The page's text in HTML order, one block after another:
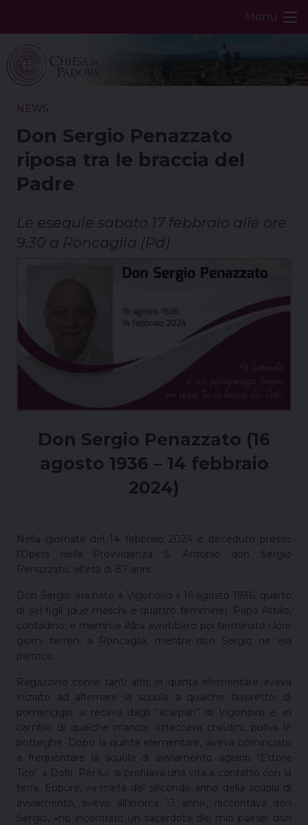
Menu
NEWS
Don Sergio Penazzato
riposa tra le braccia del
Padre
Le esequie sabato 17 febbraio alle ore
9.30 a Roncaglia (Pd)
Don Sergio Penazzato (16
agosto 1936 – 14 febbraio
2024)
Nella giornata del 14 febbraio 2024 è deceduto presso
l’Opera della Provvidenza S. Antonio don Sergio
Penazzato, all’età di 87 anni.
Don Sergio era nato a Vigonovo il 16 agosto 1936, quarto
di sei figli (due maschi e quattro femmine). Papà Attilio,
contadino, e mamma Alba avrebbero poi terminato i loro
giorni terreni a Roncaglia, mentre don Sergio ne era
parroco.
Ragazzino come tanti altri, in quinta elementare aveva
iniziato ad alternare la scuola a qualche lavoretto: di
pomeriggio si recava dagli “scarpari” di Vigonovo e, in
cambio di qualche mancia, attaccava chiodini, puliva le
botteghe. Dopo la quinta elementare, aveva cominciato
a frequentare la scuola di avviamento agrario “Ettore
Tito” a Dolo. Per lui, si profilava una vita a contatto con la
terra. Eppure, «a metà del secondo anno della scuola di
avviamento, avevo all’incirca 13 anni», raccontava don
Sergio, «ho incontrato un sacerdote del mio paese: don